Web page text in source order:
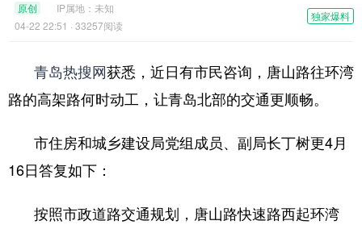
独家爆料
原创 IP属地： 未知
04-22 22:51 · 33257阅读
青岛热搜网获悉，近日有市民咨询，唐山路往环湾
路的高架路何时动工，让青岛北部的交通更顺畅。
市住房和城乡建设局党组成员、副局长丁树更4月
16日答复如下：
按照市政道路交通规划，唐山路快速路西起环湾